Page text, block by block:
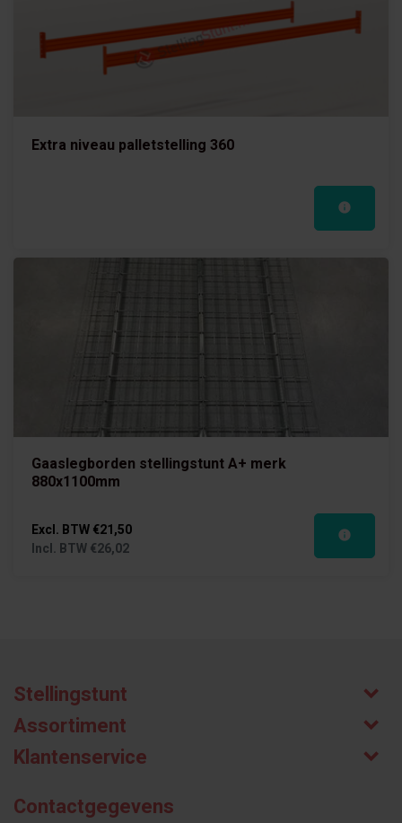
Extra niveau palletstelling 360
Gaaslegborden stellingstunt A+ merk
880x1100mm
Excl. BTW€21,50
Incl. BTW€26,02
Stellingstunt
Assortiment
Klantenservice
Contactgegevens